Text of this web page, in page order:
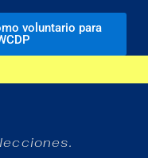
voluntario para